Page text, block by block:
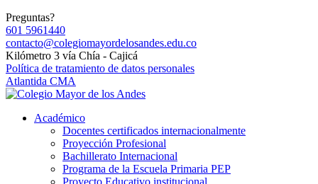
Preguntas?
601 5961440
contacto@colegiomayordelosandes.edu.co
Kilómetro 3 vía Chía - Cajicá
Política de tratamiento de datos personales
Atlantida CMA
Académico
Docentes certificados internacionalmente
Proyección Profesional
Bachillerato Internacional
Programa de la Escuela Primaria PEP
Proyecto Educativo institucional